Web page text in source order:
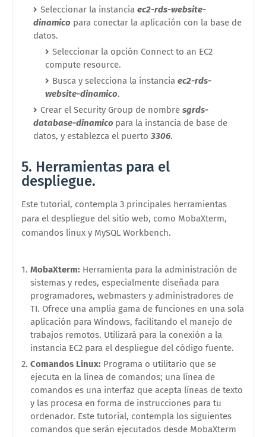
Seleccionar la instancia ec2-rds-website-
dinamico para conectar la aplicación con la base de
datos.
Seleccionar la opción Connect to an EC2
compute resource.
Busca y selecciona la instancia ec2-rds-
website-dinamico.
Crear el Security Group de nombre sgrds-
database-dinamico para la instancia de base de
datos, y establezca el puerto3306.
5. Herramientas para el
despliegue.
Este tutorial, contempla 3 principales herramientas
para el despliegue del sitio web, como MobaXterm,
comandos linux y MySQL Workbench.
MobaXterm: Herramienta para la administración de
sistemas y redes, especialmente diseñada para
programadores, webmasters y administradores de
TI. Ofrece una amplia gama de funciones en una sola
aplicación para Windows, facilitando el manejo de
trabajos remotos. Utilizará para la conexión a la
instancia EC2 para el despliegue del código fuente.
Comandos Linux: Programa o utilitario que se
ejecuta en la línea de comandos; una línea de
comandos es una interfaz que acepta líneas de texto
y las procesa en forma de instrucciones para tu
ordenador. Este tutorial, contempla los siguientes
comandos que serán ejecutados desde MobaXterm